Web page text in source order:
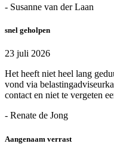
- Susanne van der Laan
snel geholpen
23 juli 2026
Het heeft niet heel lang
vond via
contact en niet te vergeten
- Renate de Jong
Aangenaam verrast